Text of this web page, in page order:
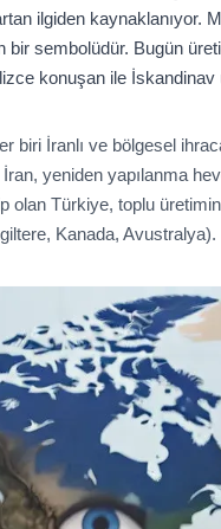
ilgiden kaynaklanıyor.
bir sembolüdür. Bugün
konuşan ile
biri İranlı ve bölgesel
yeniden yapılanma
olan Türkiye, toplu
Kanada, Avustralya).